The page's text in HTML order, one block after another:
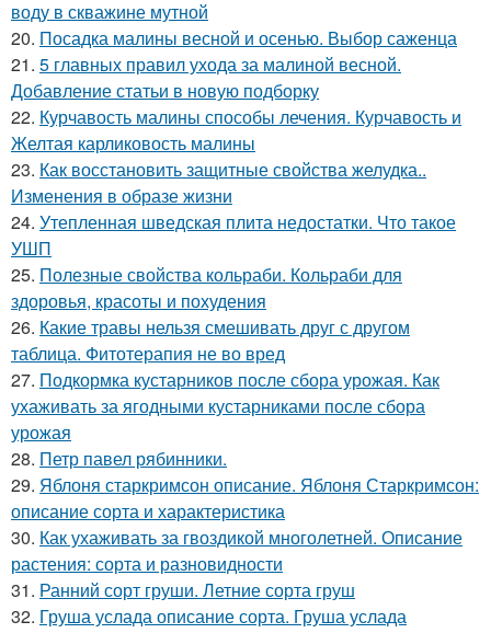
воду в скважине мутной
20. Посадка малины весной и осенью. Выбор саженца
21. 5 главных правил ухода за малиной весной.
Добавление статьи в новую подборку
22. Курчавость малины способы лечения. Курчавость и
Желтая карликовость малины
23. Как восстановить защитные свойства желудка..
Изменения в образе жизни
24. Утепленная шведская плита недостатки. Что такое
УШП
25. Полезные свойства кольраби. Кольраби для
здоровья, красоты и похудения
26. Какие травы нельзя смешивать друг с другом
таблица. Фитотерапия не во вред
27. Подкормка кустарников после сбора урожая. Как
ухаживать за ягодными кустарниками после сбора
урожая
28. Петр павел рябинники.
29. Яблоня старкримсон описание. Яблоня Старкримсон:
описание сорта и характеристика
30. Как ухаживать за гвоздикой многолетней. Описание
растения: сорта и разновидности
31. Ранний сорт груши. Летние сорта груш
32. Груша услада описание сорта. Груша услада